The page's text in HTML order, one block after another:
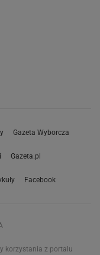
Gazeta Wyborcza
Gazeta.pl
Facebook
korzystania z portalu